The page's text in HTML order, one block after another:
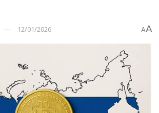
12/01/2026 AA